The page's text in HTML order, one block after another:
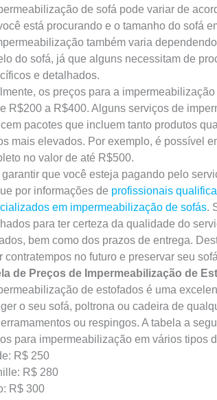
de sofá pode variar de
está procurando e o tamanho do sofá
também varia
do sofá, já que alguns necessitam de
e detalhados.
os preços para a
R$200 a R$400. Alguns serviços de
pacotes que incluem tanto produtos
mais elevados. Por exemplo, é possível
no valor de até R$500.
garantir que você esteja pagando pelo
por informações de profissionais
em impermeabilização de sofás.
para ter certeza da qualidade do
bem como dos prazos de entrega.
contratempos no futuro e preservar seu
de Preços de Impermeabilização de
de estofados é uma
o seu sofá, poltrona ou cadeira de
ou respingos. A tabela a
para impermeabilização em vários tipos
R$ 250
R$ 280
R$ 300